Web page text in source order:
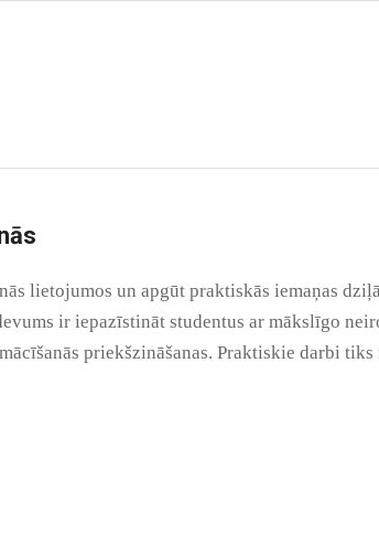
lietojumos un apgūt praktiskās iemaņas
ir iepazīstināt studentus ar mākslīgo
priekšzināšanas. Praktiskie darbi